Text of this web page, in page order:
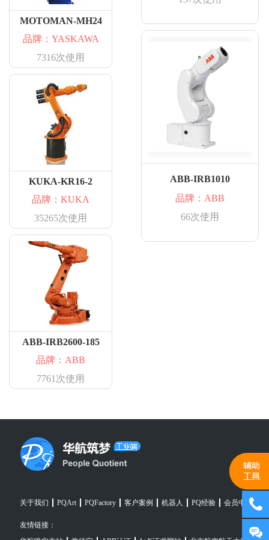
MOTOMAN-MH24
品牌：YASKAWA
7316次使用
KUKA-KR16-2
品牌：KUKA
35265次使用
ABB-IRB2600-185
品牌：ABB
7761次使用
ABB-IRB1010
品牌：ABB
66次使用
关于我们 PQArt PQFactory 客户案例 机器人 PQ经验 会员中心
友情链接：